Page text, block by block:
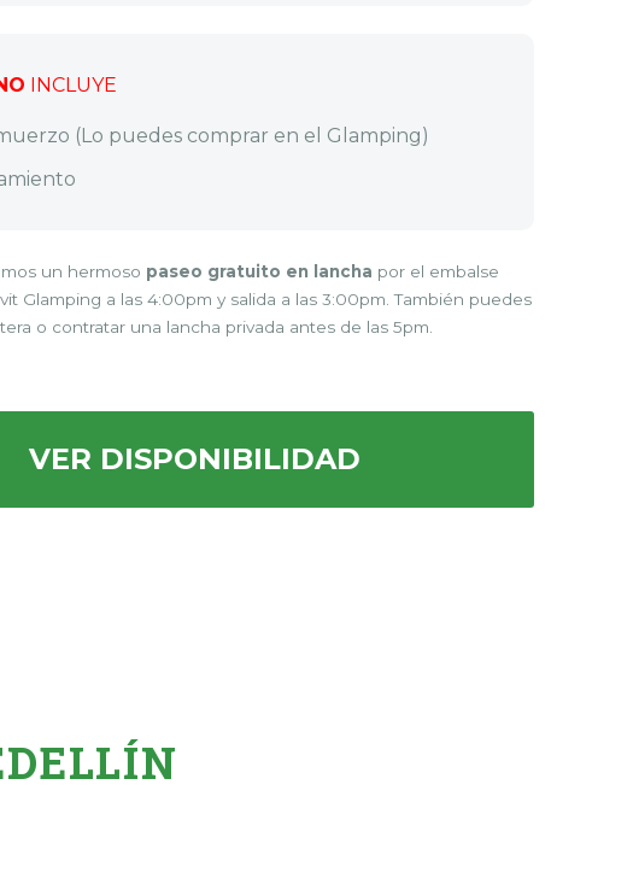
INCLUYE
(Lo puedes comprar en el Glamping)
un hermoso paseo gratuito en lancha por el embalse
Glamping a las 4:00pm y salida a las 3:00pm. También puedes
o contratar una lancha privada antes de las 5pm.
VER DISPONIBILIDAD